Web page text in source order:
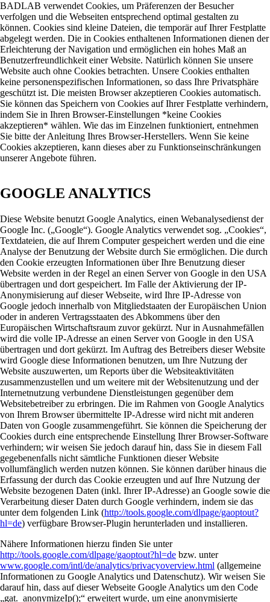
BADLAB verwendet Cookies, um Präferenzen der Besucher
verfolgen und die Webseiten entsprechend optimal gestalten zu
können. Cookies sind kleine Dateien, die temporär auf Ihrer Festplatte
abgelegt werden. Die in Cookies enthaltenen Informationen dienen der
Erleichterung der Navigation und ermöglichen ein hohes Maß an
Benutzerfreundlichkeit einer Website. Natürlich können Sie unsere
Website auch ohne Cookies betrachten. Unsere Cookies enthalten
keine personenspezifischen Informationen, so dass Ihre Privatsphäre
geschützt ist. Die meisten Browser akzeptieren Cookies automatisch.
Sie können das Speichern von Cookies auf Ihrer Festplatte verhindern,
indem Sie in Ihren Browser-Einstellungen *keine Cookies
akzeptieren* wählen. Wie das im Einzelnen funktioniert, entnehmen
Sie bitte der Anleitung Ihres Browser-Herstellers. Wenn Sie keine
Cookies akzeptieren, kann dieses aber zu Funktionseinschränkungen
unserer Angebote führen.
GOOGLE ANALYTICS
Diese Website benutzt Google Analytics, einen Webanalysedienst der
Google Inc. („Google“). Google Analytics verwendet sog. „Cookies“,
Textdateien, die auf Ihrem Computer gespeichert werden und die eine
Analyse der Benutzung der Website durch Sie ermöglichen. Die durch
den Cookie erzeugten Informationen über Ihre Benutzung dieser
Website werden in der Regel an einen Server von Google in den USA
übertragen und dort gespeichert. Im Falle der Aktivierung der IP-
Anonymisierung auf dieser Webseite, wird Ihre IP-Adresse von
Google jedoch innerhalb von Mitgliedstaaten der Europäischen Union
oder in anderen Vertragsstaaten des Abkommens über den
Europäischen Wirtschaftsraum zuvor gekürzt. Nur in Ausnahmefällen
wird die volle IP-Adresse an einen Server von Google in den USA
übertragen und dort gekürzt. Im Auftrag des Betreibers dieser Website
wird Google diese Informationen benutzen, um Ihre Nutzung der
Website auszuwerten, um Reports über die Websiteaktivitäten
zusammenzustellen und um weitere mit der Websitenutzung und der
Internetnutzung verbundene Dienstleistungen gegenüber dem
Websitebetreiber zu erbringen. Die im Rahmen von Google Analytics
von Ihrem Browser übermittelte IP-Adresse wird nicht mit anderen
Daten von Google zusammengeführt. Sie können die Speicherung der
Cookies durch eine entsprechende Einstellung Ihrer Browser-Software
verhindern; wir weisen Sie jedoch darauf hin, dass Sie in diesem Fall
gegebenenfalls nicht sämtliche Funktionen dieser Website
vollumfänglich werden nutzen können. Sie können darüber hinaus die
Erfassung der durch das Cookie erzeugten und auf Ihre Nutzung der
Website bezogenen Daten (inkl. Ihrer IP-Adresse) an Google sowie die
Verarbeitung dieser Daten durch Google verhindern, indem sie das
unter dem folgenden Link (http://tools.google.com/dlpage/gaoptout?
hl=de) verfügbare Browser-Plugin herunterladen und installieren.
Nähere Informationen hierzu finden Sie unter
http://tools.google.com/dlpage/gaoptout?hl=de bzw. unter
www.google.com/intl/de/analytics/privacyoverview.html (allgemeine
Informationen zu Google Analytics und Datenschutz). Wir weisen Sie
darauf hin, dass auf dieser Webseite Google Analytics um den Code
„gat._anonymizeIp();“ erweitert wurde, um eine anonymisierte